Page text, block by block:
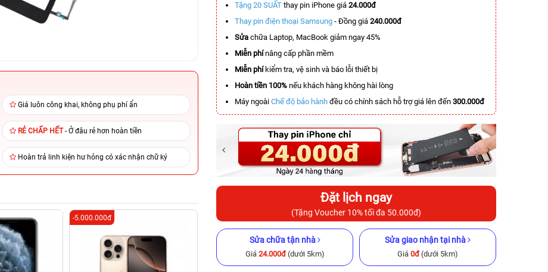
Giá luôn công khai, không phụ phí ẩn
RẺ CHẤP HẾT- Ở đâu rẻ hơn hoàn tiền
Hoàn trả linh kiện hư hỏng có xác nhận chữ ký
-5.000.000đ -3.000.000đ -6.500.000đ -5.500.000đ
Tặng 20 SUẤT thay pin iPhone giá 24.000đ
Thay pin điện thoại Samsung - Đồng giá 240.000đ
Sửa chữa Laptop, MacBook giảm ngay 45%
Miễn phínâng cấp phần mềm
Miễn phíkiểm tra, vệ sinh và báo lỗi thiết bị
Hoàn tiền 100% nếu khách hàng không hài lòng
Máy ngoài Chế độ bảo hành đều có chính sách hỗ trợ giá lên đến 300.000đ
Đặt lịch ngay
(Tặng Voucher 10% tối đa 50.000đ)
Sửa chữa tận nhà
Giá 24.000đ(dưới 5km)
Sửa giao nhận tại nhà
Giá 0đ(dưới 5km)